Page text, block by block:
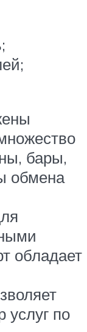
бары,
обмена
обладает
услуг по